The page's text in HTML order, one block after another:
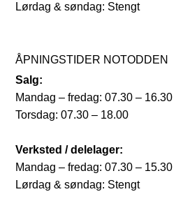
Lørdag & søndag: Stengt
ÅPNINGSTIDER NOTODDEN
Salg:
Mandag – fredag: 07.30 – 16.30
Torsdag: 07.30 – 18.00
Verksted / delelager:
Mandag – fredag: 07.30 – 15.30
Lørdag & søndag: Stengt